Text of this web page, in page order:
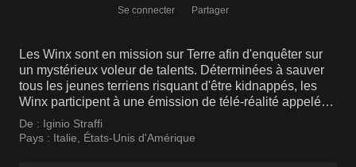
Se connecter Partager
Les Winx sont en mission sur Terre afin d'enquêter sur
un mystérieux voleur de talents. Déterminées à sauver
tous les jeunes terriens risquant d'être kidnappés, les
Winx participent à une émission de télé-réalité appelée
WOW!, en tant que découvreuses de talents.
De : Iginio Straffi
Pays : Italie États-Unis d'Amérique